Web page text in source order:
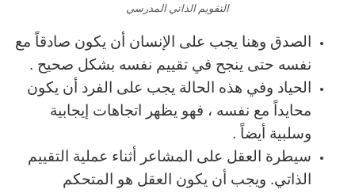
التقويم الذاتي المدرسي
الصدق وهنا يجب على الإنسان أن يكون صادقاً مع
نفسه حتى ينجح في تقييم نفسه بشكل صحيح .
الحياد وفي هذه الحالة يجب على الفرد أن يكون
محايداً مع نفسه ، فهو يظهر اتجاهات إيجابية
وسلبية أيضاً .
سيطرة العقل على المشاعر أثناء عملية التقييم
الذاتي. ويجب أن يكون العقل هو المتحكم